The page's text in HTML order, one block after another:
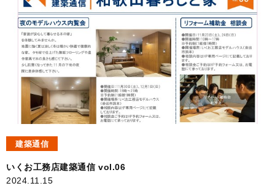
建築通信
いくお工務店建築通信 vol.06
2024.11.15